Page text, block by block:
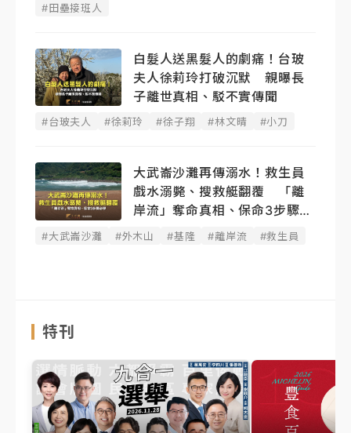
#田壘接班人
白髮人送黑髮人的劇痛！台玻
夫人徐莉玲打破沉默 親曝長
子離世真相、駁不實傳聞
#台玻夫人 #徐莉玲 #徐子翔 #林文晴 #小刀
大武崙沙灘再傳溺水！救生員
戲水溺斃、搜救艇翻覆 「離
岸流」奪命真相、保命3步驟必
學
#大武崙沙灘 #外木山 #基隆 #離岸流 #救生員
特刊